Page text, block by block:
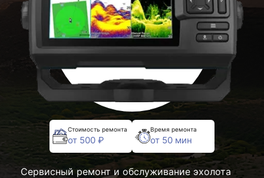
Стоимость ремонта
от 500 ₽
Время ремонта
от 50 мин
Сервисный ремонт и обслуживание эхолота